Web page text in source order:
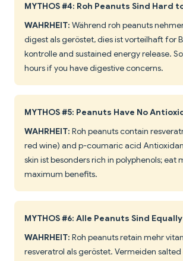
MYTHOS #4: Roh Peanuts Sind Hard
WAHRHEIT: Während roh peanuts
digest als geröstet, dies ist vorteilhaft for
kontrolle and sustained energy release.
hours if you have digestive concerns.
MYTHOS #5: Peanuts Have No
WAHRHEIT: Roh peanuts contain
red wine) and p-coumaric acid
skin ist besonders rich in polyphenols; eat
maximum benefits.
MYTHOS #6: Alle Peanuts Sind
WAHRHEIT: Roh peanuts retain mehr
resveratrol als geröstet. Vermeiden